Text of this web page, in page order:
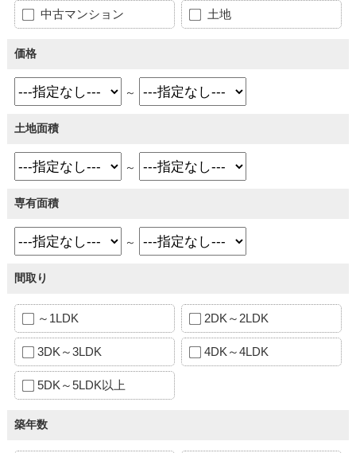
中古マンション 土地
価格
～
土地面積
～
専有面積
～
間取り
～1LDK 2DK～2LDK
3DK～3LDK 4DK～4LDK
5DK～5LDK以上
築年数